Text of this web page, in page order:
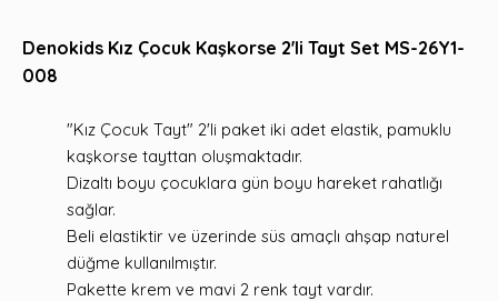
Denokids Kız Çocuk Kaşkorse 2'li Tayt Set MS-26Y1-
008
"Kız Çocuk Tayt" 2'li paket iki adet elastik, pamuklu
kaşkorse tayttan oluşmaktadır.
Dizaltı boyu çocuklara gün boyu hareket rahatlığı
sağlar.
Beli elastiktir ve üzerinde süs amaçlı ahşap naturel
düğme kullanılmıştır.
Pakette krem ve mavi 2 renk tayt vardır.